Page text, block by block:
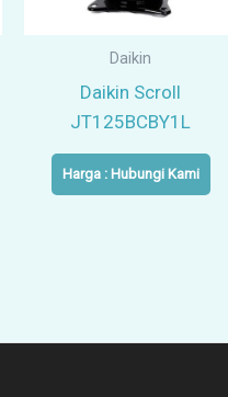
Daikin
Daikin Scroll
JT125BCBY1L
Harga : Hubungi Kami